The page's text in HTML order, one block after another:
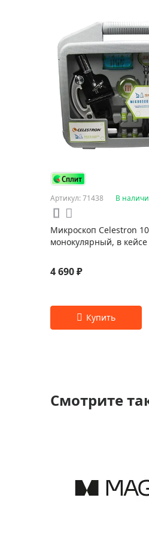
Артикул: 71438 В
Микроскоп Celestron
монокулярный, в кейсе
4 690 ₽
Смотрите